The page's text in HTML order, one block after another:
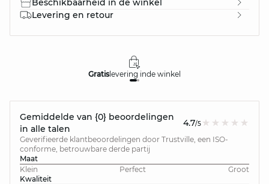
Beschikbaarheid in de winkel
Levering en retour
Gratislevering inde winkel
Gemiddelde van {0} beoordelingen
in alle talen
4.7/5
Geverifieerde klantbeoordelingen door Trustville, een ISO-
conforme, betrouwbare derde partij
Maat
Klein
Perfect
Groot
Kwaliteit